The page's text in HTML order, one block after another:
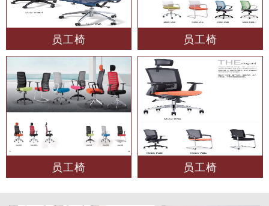
员工椅 员工椅
员工椅 员工椅